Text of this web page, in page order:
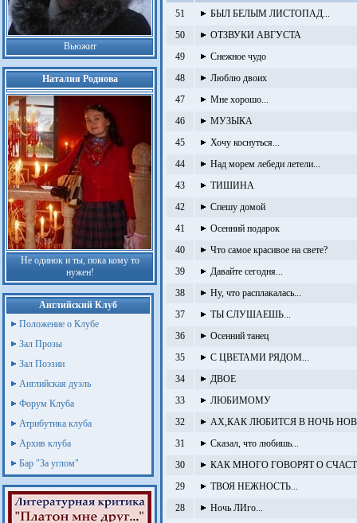
Вьюжит
Наталия Роднова
Не одинок и ты, пока кому то
нужен!
Английский Клуб
Положение о Клубе
Зал Прозы
Зал Поэзии
Английская дуэль
Форум Клуба
Атрибутика клуба
Архив клуба
Бар "За углом"
51
БЫЛ БЕЛЫМ ЛИСТОПАД...
50
ОТЗВУКИ АВГУСТА
49
Снежное чудо
48
Люблю двоих
47
Мне хорошо...
46
МУЗЫКА
45
Хочу коснуться...
44
Над морем лебеди летели...
43
ТИШИНА
42
Спешу домой
41
Осенний подарок
40
Что самое красивое на свете?
39
Давайте сегодня...
38
Ну, что расплакалась...
37
ТЫ СЛУШАЕШЬ...
36
Осенний танец
35
С ЦВЕТАМИ РЯДОМ...
34
ДВОЕ
33
ЛЮБИМОМУ
32
АХ,КАК ЛЮБИТСЯ В НОЧЬ
31
Сказал, что любишь...
30
КАК МНОГО ГОВОРЯТ О
29
ТВОЯ НЕЖНОСТЬ...
28
Ночь ЛИго...